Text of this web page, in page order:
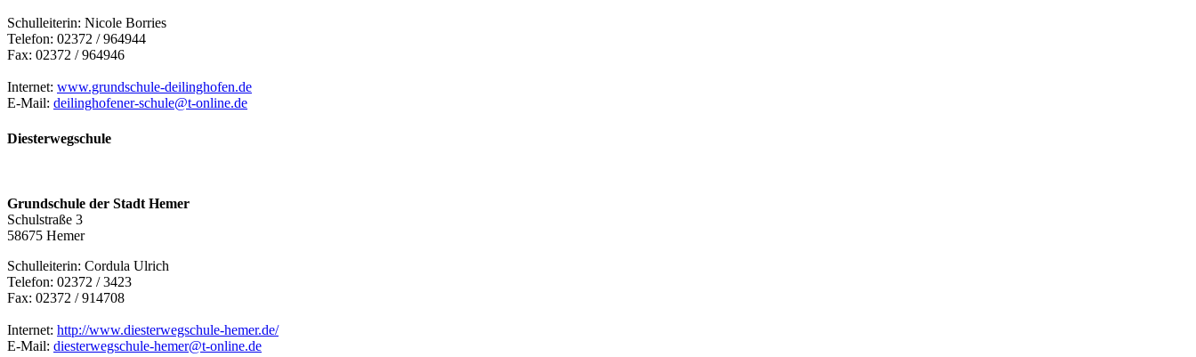
Schulleiterin: Nicole Borries
Telefon: 02372 / 964944
Fax: 02372 / 964946
Internet: www.grundschule-deilinghofen.de
E-Mail: deilinghofener-schule@​t-online.de
Diesterwegschule
Grundschule der Stadt Hemer
Schulstraße 3
58675 Hemer
Schulleiterin: Cordula Ulrich
Telefon: 02372 / 3423
Fax: 02372 / 914708
Internet: http://www.diesterwegschule-hemer.de/
E-Mail: diesterwegschule-hemer@​t-online.de